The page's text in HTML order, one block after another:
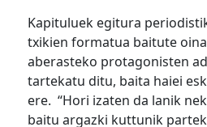
Kapituluek egitura
txikien formatua baitute
aberasteko protagonisten
tartekatu ditu, baita haiei
ere. “Hori izaten da lanik
baitu argazki kuttunik